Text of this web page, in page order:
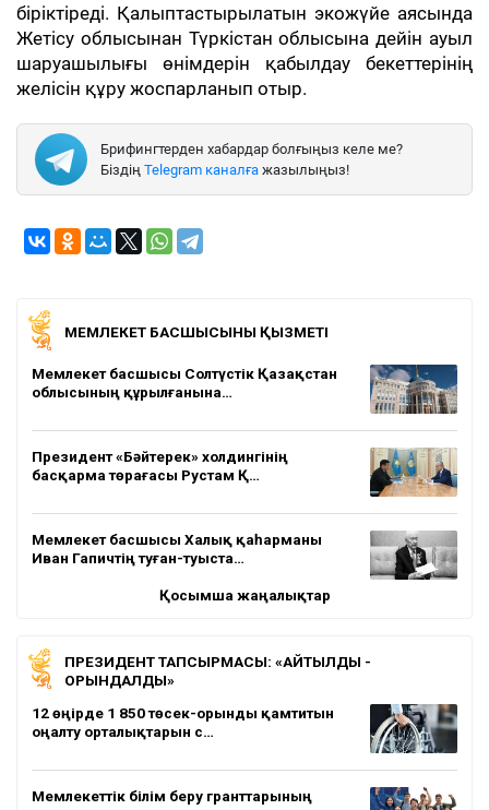
біріктіреді. Қалыптастырылатын экожүйе аясында
Жетісу облысынан Түркістан облысына дейін ауыл
шаруашылығы өнімдерін қабылдау бекеттерінің
желісін құру жоспарланып отыр.
Брифингтерден хабардар болғыңыз келе ме?
Біздің Telegram каналға жазылыңыз!
МЕМЛЕКЕТ БАСШЫСЫНЫҢ ҚЫЗМЕТІ
Мемлекет басшысы Солтүстік Қазақстан
облысының құрылғанына…
Президент «Бәйтерек» холдингінің
басқарма төрағасы Рустам Қ…
Мемлекет басшысы Халық қаһарманы
Иван Гапичтің туған-туыста…
Қосымша жаңалықтар
ПРЕЗИДЕНТ ТАПСЫРМАСЫ: «АЙТЫЛДЫ -
ОРЫНДАЛДЫ»
12 өңірде 1 850 төсек-орынды қамтитын
оңалту орталықтарын с…
Мемлекеттік білім беру гранттарының